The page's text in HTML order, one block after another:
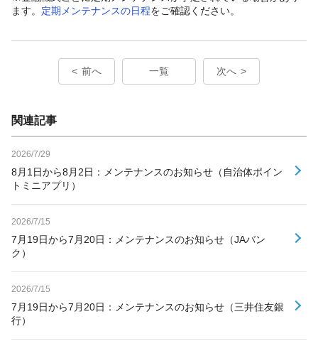
ます。 定期メンテナンスの日程をご確認ください。
前へ 一覧 次へ
関連記事
2026/7/29
8月1日から8月2日：メンテナンスのお知らせ（自治体ポイン
トミニアプリ）
2026/7/15
7月19日から7月20日：メンテナンスのお知らせ（JAバン
ク）
2026/7/15
7月19日から7月20日：メンテナンスのお知らせ（三井住友銀
行）